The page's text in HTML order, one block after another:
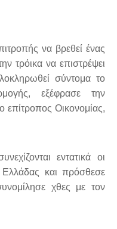
να βρεθεί ένας
τρόικα να επιστρέψει
σύντομα το
εξέφρασε την
επίτροπος Οικονομίας,
εντατικά οι
Ελλάδας και πρόσθεσε
χθες με τον